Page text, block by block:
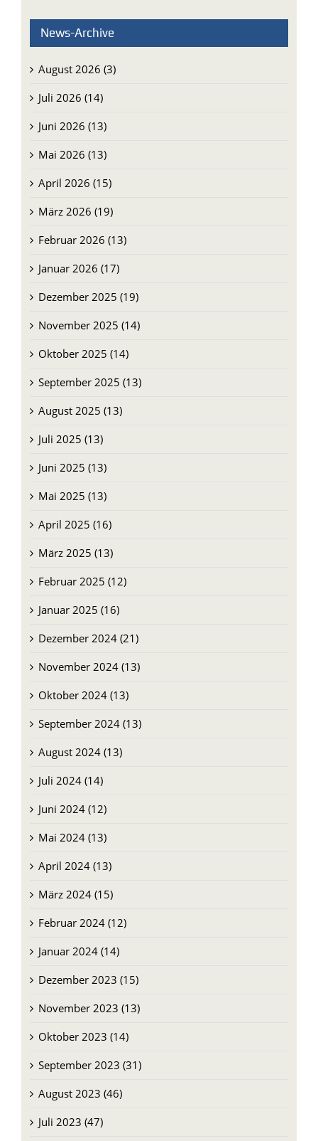
August 2026 (3)
Juli 2026 (14)
Juni 2026 (13)
Mai 2026 (13)
April 2026 (15)
März 2026 (19)
Februar 2026 (13)
Januar 2026 (17)
Dezember 2025 (19)
November 2025 (14)
Oktober 2025 (14)
September 2025 (13)
August 2025 (13)
Juli 2025 (13)
Juni 2025 (13)
Mai 2025 (13)
April 2025 (16)
März 2025 (13)
Februar 2025 (12)
Januar 2025 (16)
Dezember 2024 (21)
November 2024 (13)
Oktober 2024 (13)
September 2024 (13)
August 2024 (13)
Juli 2024 (14)
Juni 2024 (12)
Mai 2024 (13)
April 2024 (13)
März 2024 (15)
Februar 2024 (12)
Januar 2024 (14)
Dezember 2023 (15)
November 2023 (13)
Oktober 2023 (14)
September 2023 (31)
August 2023 (46)
Juli 2023 (47)
Juni 2023 (17)